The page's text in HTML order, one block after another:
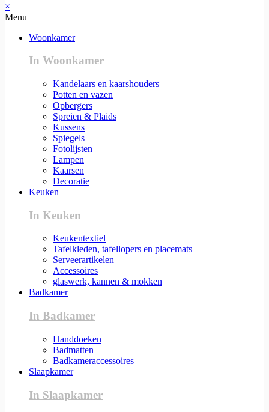
×
Menu
Woonkamer
In Woonkamer
Kandelaars en kaarshouders
Potten en vazen
Opbergers
Spreien & Plaids
Kussens
Spiegels
Fotolijsten
Lampen
Kaarsen
Decoratie
Keuken
In Keuken
Keukentextiel
Tafelkleden, tafellopers en placemats
Serveerartikelen
Accessoires
glaswerk, kannen & mokken
Badkamer
In Badkamer
Handdoeken
Badmatten
Badkameraccessoires
Slaapkamer
In Slaapkamer